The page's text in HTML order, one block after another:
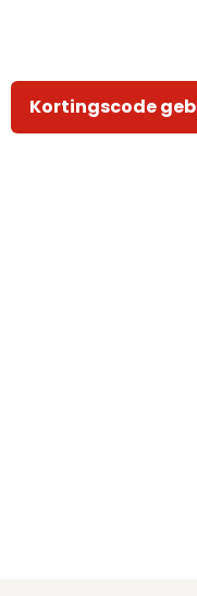
Kortingscode